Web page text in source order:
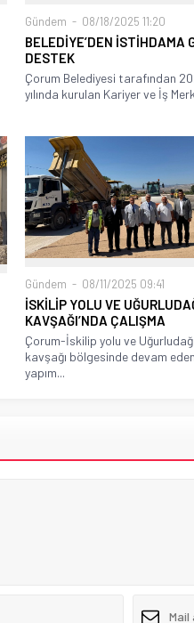
Gündem 08/18/2025 11:20
BELEDİYE’DEN İSTİHDAMA
DESTEK
Çorum Belediyesi tarafından
yılında kurulan Kariyer ve İş
Gündem 08/11/2025 09:41
İSKİLİP YOLU VE
KAVŞAĞI’NDA ÇALIŞMA
Çorum-İskilip yolu ve Uğurludağ
kavşağı bölgesinde devam
yapım...